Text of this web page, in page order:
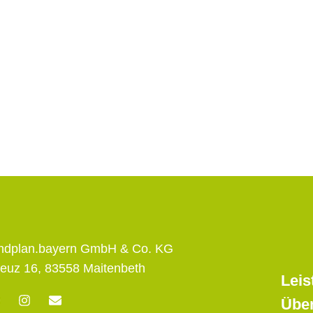
GmbH & Co. KG
16, 83558 Maitenbeth
I
n
E
n